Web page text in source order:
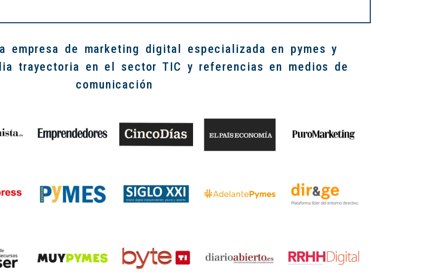
empresa de marketing digital especializada en pymes y
trayectoria en el sector TIC y referencias en medios de
comunicación